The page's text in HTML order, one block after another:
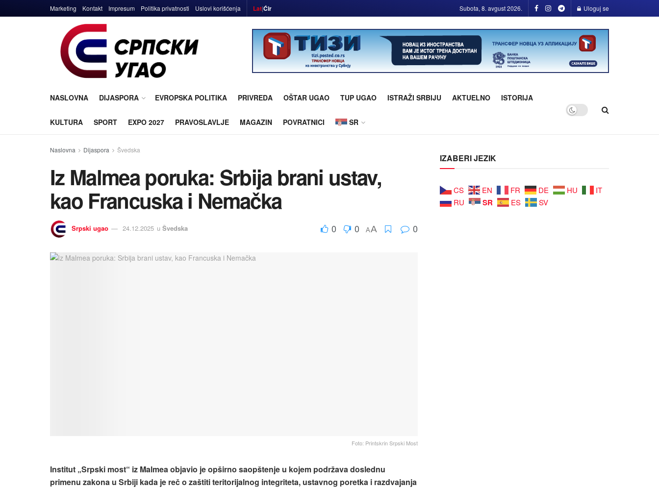
Marketing Kontakt Impresum Politika privatnosti Uslovi korišćenja Lat|Ćir Subota, 8. avgust 2026. Uloguj se
NASLOVNA DIJASPORA EVROPSKA POLITIKA PRIVREDA OŠTAR UGAO TUP UGAO ISTRAŽI SRBIJU AKTUELNO ISTORIJA
KULTURA SPORT EXPO 2027 PRAVOSLAVLJE MAGAZIN POVRATNICI SR
Naslovna Dijaspora Švedska
Iz Malmea poruka: Srbija brani ustav,
kao Francuska i Nemačka
Srpski ugao 24.12.2025 u Švedska 0 0 AA 0
Foto: Printskrin Srpski Most
Institut „Srpski most“ iz Malmea objavio je opširno saopštenje u kojem podržava doslednu
primenu zakona u Srbiji kada je reč o zaštiti teritorijalnog integriteta, ustavnog poretka i razdvajanja
IZABERI JEZIK
CS EN FR DE HU
IT
RU
SR ES SV